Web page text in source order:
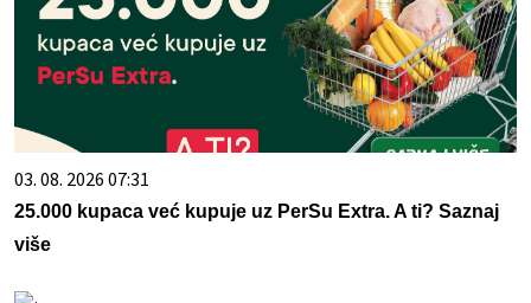
03. 08. 2026 07:31
25.000 kupaca već kupuje uz PerSu Extra. A ti? Saznaj
više